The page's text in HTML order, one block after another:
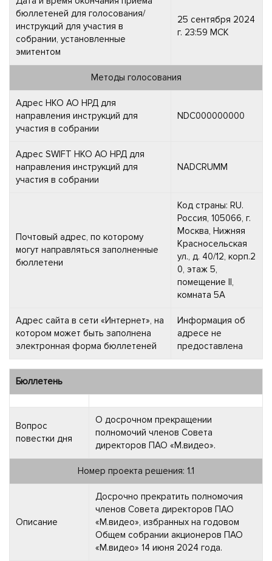
бюллетеней для голосования/
инструкций для участия в
собрании, установленные
эмитентом
25 сентября 2024
г. 23:59 МСК
Методы голосования
Адрес НКО АО НРД для
направления инструкций для
участия в собрании
NDC000000000
Адрес SWIFT НКО АО НРД для
направления инструкций для
участия в собрании
NADCRUMM
Почтовый адрес, по которому
могут направляться заполненные
бюллетени
Код страны: RU.
Россия, 105066, г.
Москва, Нижняя
Красносельская
ул., д. 40/12, корп.2
0, этаж 5,
помещение II,
комната 5А
Адрес сайта в сети «Интернет», на
котором может быть заполнена
электронная форма бюллетеней
Информация об
адресе не
предоставлена
Бюллетень
Вопрос
повестки дня
О досрочном прекращении
полномочий членов Совета
директоров ПАО «М.видео».
Номер проекта решения: 1.1
Описание
Досрочно прекратить полномочия
членов Совета директоров ПАО
«М.видео», избранных на годовом
Общем собрании акционеров ПАО
«М.видео» 14 июня 2024 года.